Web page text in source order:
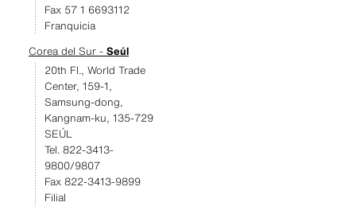
Fax 57 1 6693112
Franquicia
Corea del Sur - Seúl
20th Fl., World Trade
Center, 159-1,
Samsung-dong,
Kangnam-ku, 135-729
SEÚL
Tel. 822-3413-
9800/9807
Fax 822-3413-9899
Filial